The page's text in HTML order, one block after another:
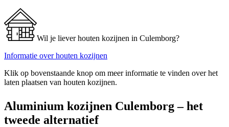
Wil je liever houten kozijnen in Culemborg?
Informatie over houten kozijnen
Klik op bovenstaande knop om meer informatie te vinden over het
laten plaatsen van houten kozijnen.
Aluminium kozijnen Culemborg – het
tweede alternatief